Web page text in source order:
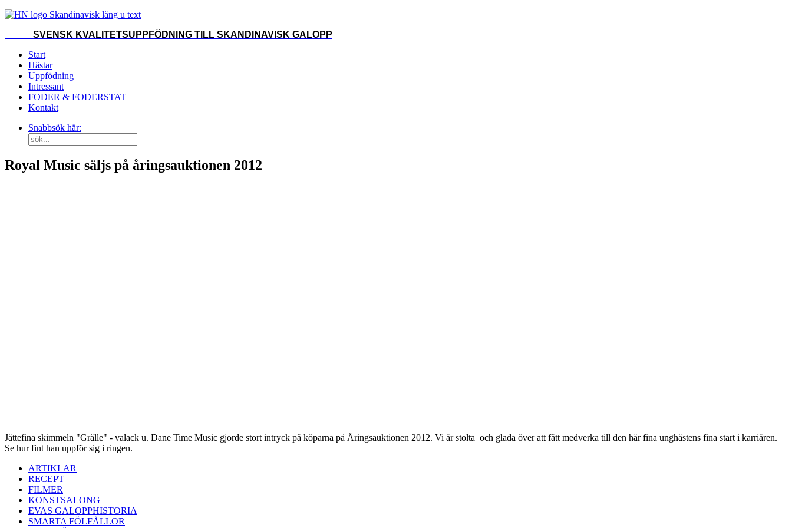
SVENSK KVALITETSUPPFÖDNING TILL SKANDINAVISK GALOPP
Start
Hästar
Uppfödning
Intressant
FODER & FODERSTAT
Kontakt
Snabbsök här:
Royal Music säljs på åringsauktionen 2012
Jättefina skimmeln "Grålle" - valack u. Dane Time Music gjorde stort intryck på köparna på Åringsauktionen 2012. Vi är stolta och glada över att fått medverka till den här fina unghästens fina start i karriären.
Se hur fint han uppför sig i ringen.
ARTIKLAR
RECEPT
FILMER
KONSTSALONG
EVAS GALOPPHISTORIA
SMARTA FÖLFÅLLOR